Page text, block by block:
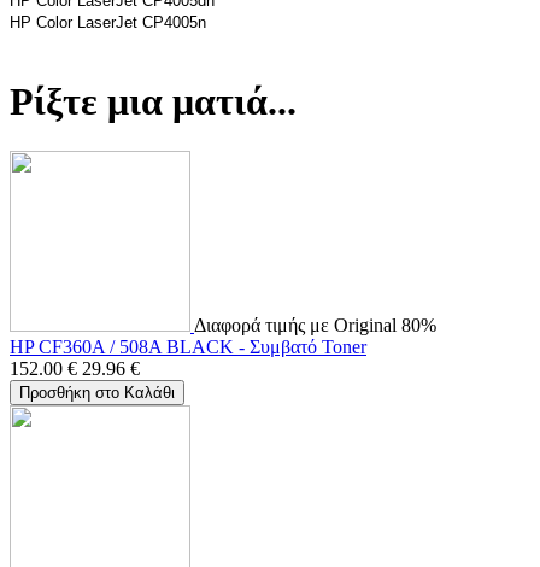
HP Color LaserJet CP4005n
Ρίξτε μια ματιά...
Διαφορά τιμής με Original 80%
HP CF360A / 508A BLACK - Συμβατό Toner
152.00 € 29.96 €
Προσθήκη στο Καλάθι